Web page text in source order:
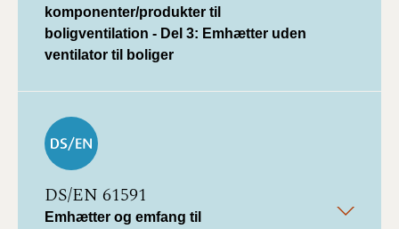
komponenter/produkter til
boligventilation - Del 3: Emhætter uden
ventilator til boliger
DS/EN 61591
Emhætter og emfang til